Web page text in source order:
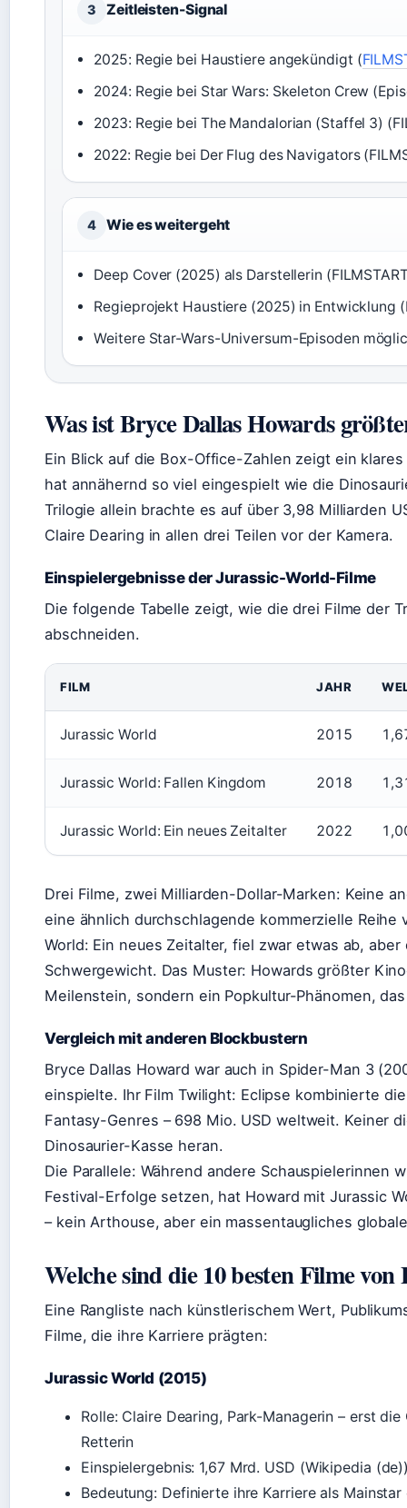
3 Zeitleisten-Signal
2025: Regie bei Haustiere angekündigt (
2024: Regie bei Star Wars: Skeleton Crew
2023: Regie bei The Mandalorian (Staffel 3)
2022: Regie bei Der Flug des Navigators
4 Wie es weitergeht
Deep Cover (2025) als Darstellerin
Regieprojekt Haustiere (2025) in Entwicklung
Weitere Star-Wars-Universum-Episoden
Was ist Bryce Dallas Howards
Ein Blick auf die Box-Office-Zahlen zeigt ein
hat annähernd so viel eingespielt wie die
Trilogie allein brachte es auf über 3,98 Milliarden
Claire Dearing in allen drei Teilen vor der Kamera.
Einspielergebnisse der Jurassic-World-Filme
Die folgende Tabelle zeigt, wie die drei Filme der
abschneiden.
FILM JAHR
Jurassic World 2015
Jurassic World: Fallen Kingdom 2018
Jurassic World: Ein neues Zeitalter 2022
Drei Filme, zwei Milliarden-Dollar-Marken: Keine
eine ähnlich durchschlagende kommerzielle
World: Ein neues Zeitalter, fiel zwar etwas ab,
Schwergewicht. Das Muster: Howards größter
Meilenstein, sondern ein Popkultur-Phänomen,
Vergleich mit anderen Blockbustern
Bryce Dallas Howard war auch in Spider-Man 3
einspielte. Ihr Film Twilight: Eclipse kombinierte
Fantasy-Genres – 698 Mio. USD weltweit. Keiner
Dinosaurier-Kasse heran.
Die Parallele: Während andere Schauspielerinnen
Festival-Erfolge setzen, hat Howard mit Jurassic
– kein Arthouse, aber ein massentaugliches
Welche sind die 10 besten Filme
Eine Rangliste nach künstlerischem Wert,
Filme, die ihre Karriere prägten:
Jurassic World (2015)
Rolle: Claire Dearing, Park-Managerin – erst
Retterin
Einspielergebnis: 1,67 Mrd. USD (Wikipedia
Bedeutung: Definierte ihre Karriere als